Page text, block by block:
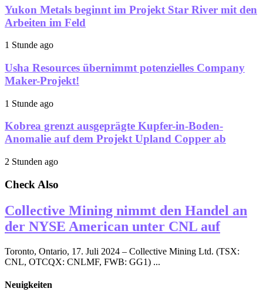
Yukon Metals beginnt im Projekt Star River mit den
Arbeiten im Feld
1 Stunde ago
Usha Resources übernimmt potenzielles Company
Maker-Projekt!
1 Stunde ago
Kobrea grenzt ausgeprägte Kupfer-in-Boden-
Anomalie auf dem Projekt Upland Copper ab
2 Stunden ago
Check Also
Collective Mining nimmt den Handel an
der NYSE American unter CNL auf
Toronto, Ontario, 17. Juli 2024 – Collective Mining Ltd. (TSX:
CNL, OTCQX: CNLMF, FWB: GG1) ...
Neuigkeiten